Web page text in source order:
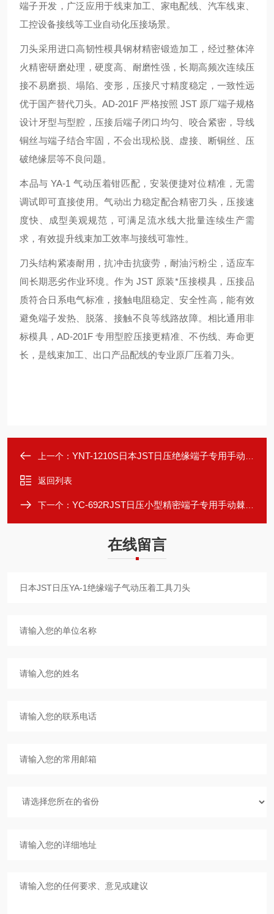
端子开发，广泛应用于线束加工、家电配线、汽车线束、
工控设备接线等工业自动化压接场景。
刀头采用进口高韧性模具钢材精密锻造加工，经过整体淬
火精密研磨处理，硬度高、耐磨性强，长期高频次连续压
接不易磨损、塌陷、变形，压接尺寸精度稳定，一致性远
优于国产替代刀头。AD-201F 严格按照 JST 原厂端子规格
设计牙型与型腔，压接后端子闭口均匀、咬合紧密，导线
铜丝与端子结合牢固，不会出现松脱、虚接、断铜丝、压
破绝缘层等不良问题。
本品与 YA-1 气动压着钳匹配，安装便捷对位精准，无需
调试即可直接使用。气动出力稳定配合精密刀头，压接速
度快、成型美观规范，可满足流水线大批量连续生产需
求，有效提升线束加工效率与接线可靠性。
刀头结构紧凑耐用，抗冲击抗疲劳，耐油污粉尘，适应车
间长期恶劣作业环境。作为 JST 原装*压接模具，压接品
质符合日系电气标准，接触电阻稳定、安全性高，能有效
避免端子发热、脱落、接触不良等线路故障。相比通用非
标模具，AD-201F 专用型腔压接更精准、不伤线、寿命更
长，是线束加工、出口产品配线的专业原厂压着刀头。
上一个： YNT-1210S日本JST日压绝缘端子专用手动棘轮压线钳
返回列表
下一个： YC-692RJST日压小型精密端子专用手动棘轮压线钳
在线留言